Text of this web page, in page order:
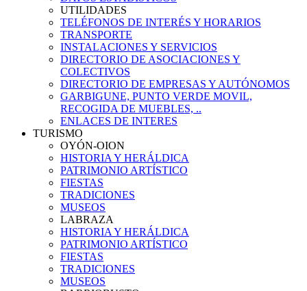
UTILIDADES
TELÉFONOS DE INTERÉS Y HORARIOS
TRANSPORTE
INSTALACIONES Y SERVICIOS
DIRECTORIO DE ASOCIACIONES Y
COLECTIVOS
DIRECTORIO DE EMPRESAS Y AUTÓNOMOS
GARBIGUNE, PUNTO VERDE MOVIL,
RECOGIDA DE MUEBLES, ..
ENLACES DE INTERES
TURISMO
OYÓN-OION
HISTORIA Y HERÁLDICA
PATRIMONIO ARTÍSTICO
FIESTAS
TRADICIONES
MUSEOS
LABRAZA
HISTORIA Y HERÁLDICA
PATRIMONIO ARTÍSTICO
FIESTAS
TRADICIONES
MUSEOS